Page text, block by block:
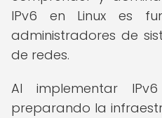
IPv6 en Linux es
administradores de
de redes.
Al implementar
preparando la